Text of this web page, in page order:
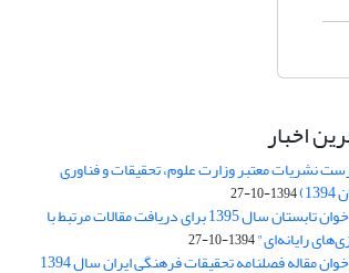
اخبار
نشریات معتبر وزارت علوم، تحقیقات و فناوری
1394-10-27
فراخوان تابستان سال 1395 برای دریافت مقالات مرتبط با
رایانه‌ای"1394-10-27
فراخوان مقاله فصلنامه تحقیقات فرهنگی ایران سال 1394